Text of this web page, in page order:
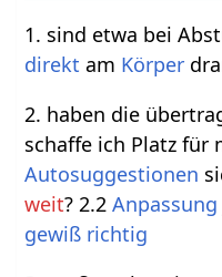
1. sind etwa bei
direkt am Körper
2. haben die
schaffe ich Platz für
Autosuggestionen
weit? 2.2Anpassung
gewiß richtig